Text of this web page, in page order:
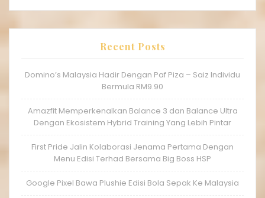
Recent Posts
Domino’s Malaysia Hadir Dengan Paf Piza – Saiz Individu
Bermula RM9.90
Amazfit Memperkenalkan Balance 3 dan Balance Ultra
Dengan Ekosistem Hybrid Training Yang Lebih Pintar
First Pride Jalin Kolaborasi Jenama Pertama Dengan
Menu Edisi Terhad Bersama Big Boss HSP
Google Pixel Bawa Plushie Edisi Bola Sepak Ke Malaysia